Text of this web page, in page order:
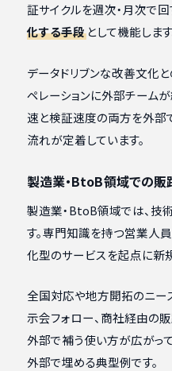
証サイクルを週次・月次で回
化する手段として機能します
データドリブンな改善文化
ペレーションに外部チーム
速と検証速度の両方を外部
流れが定着しています。
製造業・BtoB領域での販
製造業・BtoB領域では、
す。専門知識を持つ営業人
化型のサービスを起点に新
全国対応や地方開拓のニー
示会フォロー、商社経由の
外部で補う使い方が広がっ
外部で埋める典型例です。